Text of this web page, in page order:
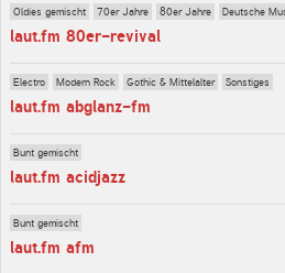
Oldies gemischt 70er Jahre 80er Jahre Deutsche
laut.fm 80er-revival
Electro Modern Rock Gothic & Mittelalter Sonstiges
laut.fm abglanz-fm
Bunt gemischt
laut.fm acidjazz
Bunt gemischt
laut.fm afm